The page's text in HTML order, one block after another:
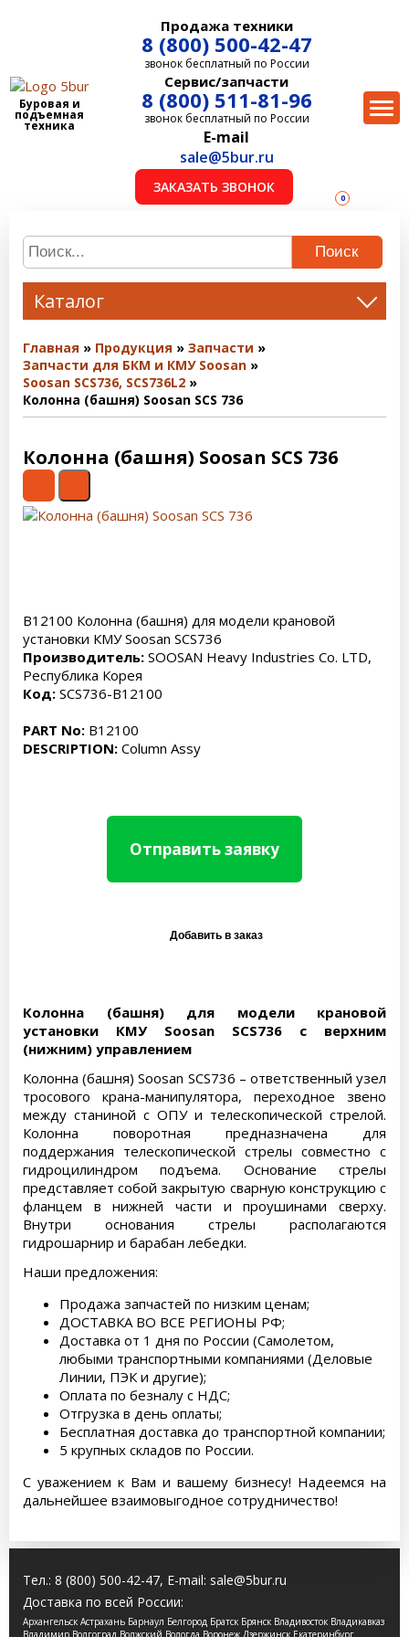
Буровая и
подъемная
техника
Продажа техники
8 (800) 500-42-47
звонок бесплатный по России
Сервис/запчасти
8 (800) 511-81-96
звонок бесплатный по России
E-mail
sale@5bur.ru
ЗАКАЗАТЬ ЗВОНОК
0
Поиск
Каталог
Главная Продукция
Запчасти
Запчасти для БКМ и КМУ Soosan
Soosan SCS736, SCS736L2
Колонна (башня) Soosan SCS 736
Колонна (башня) Soosan SCS 736
B12100 Колонна (башня) для модели крановой
установки КМУ Soosan SCS736
Производитель: SOOSAN Heavy Industries Co. LTD,
Республика Корея
Код: SCS736-B12100
PART No: B12100
DESCRIPTION: Column Assy
Отправить заявку
Колонна (башня) для модели крановой
установки КМУ Soosan SCS736 с верхним
(нижним) управлением
Колонна (башня) Soosan SCS736 – ответственный узел
тросового крана-манипулятора, переходное звено
между станиной с ОПУ и телескопической стрелой.
Колонна поворотная предназначена для
поддержания телескопической стрелы совместно с
гидроцилиндром подъема. Основание стрелы
представляет собой закрытую сварную конструкцию с
фланцем в нижней части и проушинами сверху.
Внутри основания стрелы располагаются
гидрошарнир и барабан лебедки.
Наши предложения:
Продажа запчастей по низким ценам;
ДОСТАВКА ВО ВСЕ РЕГИОНЫ РФ;
Доставка от 1 дня по России (Самолетом,
любыми транспортными компаниями (Деловые
Линии, ПЭК и другие);
Оплата по безналу с НДС;
Отгрузка в день оплаты;
Бесплатная доставка до транспортной компании;
5 крупных складов по России.
С уважением к Вам и вашему бизнесу! Надеемся на
дальнейшее взаимовыгодное сотрудничество!
Тел.: 8 (800) 500-42-47, E-mail: sale@5bur.ru
Доставка по всей России:
Архангельск Астрахань Барнаул Белгород Братск Брянск Владивосток Владикавказ
Владимир Волгоград Волжский Вологда Воронеж Дзержинск Екатеринбург